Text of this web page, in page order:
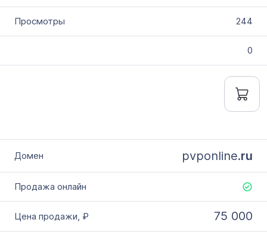
244
0
pvponline.ru
75 000